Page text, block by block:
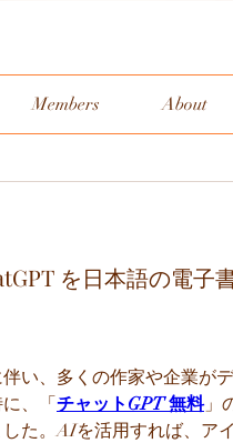
Members About
を日本語の電子
い、多くの作家や企業が
、「 チャットGPT 無料」
た。AIを活用すれば、ア